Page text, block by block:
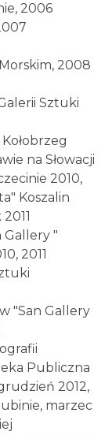
2006
2008
Sztuki
na Słowacji
2010,
Koszalin
Gallery "
2011
"San Gallery
Publiczna
2012,
marzec